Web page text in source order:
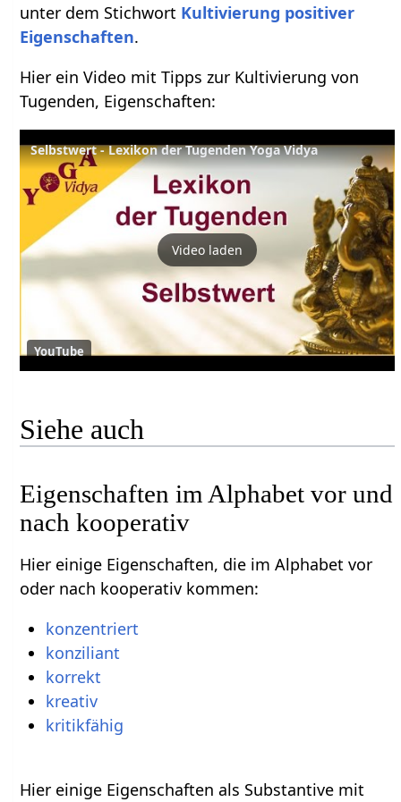
unter dem Stichwort Kultivierung positiver
Eigenschaften.
Hier ein Video mit Tipps zur Kultivierung von
Tugenden, Eigenschaften:
Selbstwert - Lexikon der Tugenden Yoga Vidya
Video laden
YouTube
Siehe auch
Eigenschaften im Alphabet vor und
nach kooperativ
Hier einige Eigenschaften, die im Alphabet vor
oder nach kooperativ kommen:
konzentriert
konziliant
korrekt
kreativ
kritikfähig
Hier einige Eigenschaften als Substantive mit